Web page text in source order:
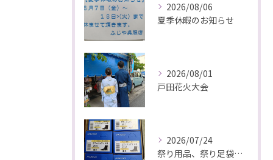
2026/08/06
夏季休暇のお知らせ
2026/08/01
戸田花火大会
2026/07/24
祭り用品、祭り足袋特価販売中